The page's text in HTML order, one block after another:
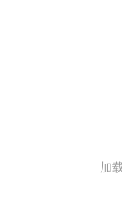
加